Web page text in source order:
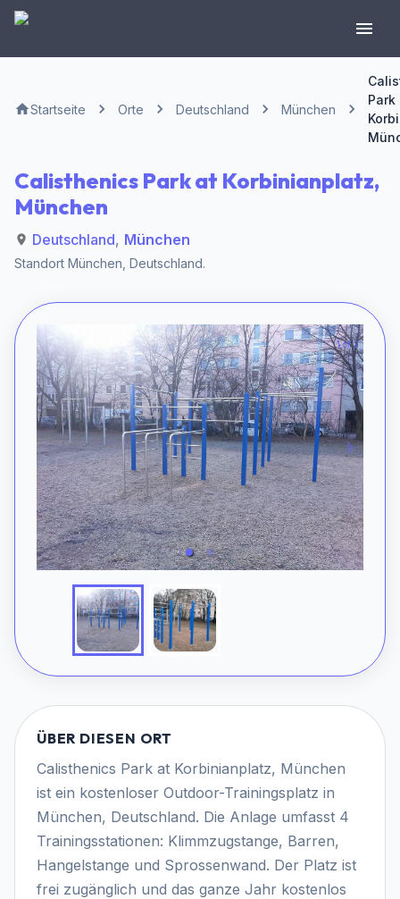
Startseite Orte Deutschland München
Park
Calisthenics Park at Korbinianplatz,
München
Deutschland, München
Standort München Deutschland.
1 of 2
ÜBER DIESEN ORT
Calisthenics Park at Korbinianplatz, München
ist ein kostenloser Outdoor-Trainingsplatz in
München, Deutschland. Die Anlage umfasst 4
Trainingsstationen: Klimmzugstange, Barren,
Hangelstange und Sprossenwand. Der Platz ist
frei zugänglich und das ganze Jahr kostenlos